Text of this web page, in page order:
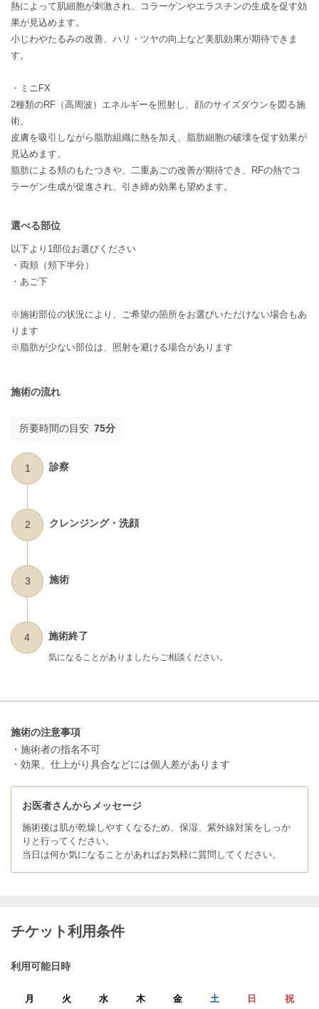
熱によって肌細胞が刺激され、コラーゲンやエラスチンの生成を促す効
果が見込めます。
小じわやたるみの改善、ハリ・ツヤの向上など美肌効果が期待できま
す。
・ミニFX
2種類のRF（高周波）エネルギーを照射し、顔のサイズダウンを図る施
術。
皮膚を吸引しながら脂肪組織に熱を加え、脂肪細胞の破壊を促す効果が
見込めます。
脂肪による頬のもたつきや、二重あごの改善が期待でき、RFの熱でコ
ラーゲン生成が促進され、引き締め効果も望めます。
選べる部位
以下より1部位お選びください
・両頬（頬下半分）
・あご下
※施術部位の状況により、ご希望の箇所をお選びいただけない場合もあ
ります
※脂肪が少ない部位は、照射を避ける場合があります
施術の流れ
所要時間の目安 75分
1 診察
2 クレンジング・洗顔
3 施術
4 施術終了
気になることがありましたらご相談ください。
施術の注意事項
・施術者の指名不可
・効果、仕上がり具合などには個人差があります
お医者さんからメッセージ
施術後は肌が乾燥しやすくなるため、保湿、紫外線対策をしっか
りと行ってください。
当日は何か気になることがあればお気軽に質問してください。
チケット利用条件
利用可能日時
月 火 水 木 金 土 日 祝